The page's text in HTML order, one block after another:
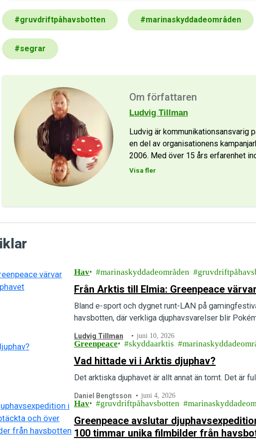
#gruvdriftpåhavsbotten #marinaskyddadeområden
#segrar
Om författaren
Ludvig Tillman
Ludvig är kommunikationsansvarig
en del av organisationens
2006. Med över 15 års erfarenhet
Visa fler
Hav marinaskyddadeområden
Från Arktis till Elmia: Greenpeace
Bland e-sport och dygnet runt-LAN på
havsbotten, där verkliga djuphavsvarelser blir
Ludvig Tillman juni 10, 2026
Greenpeace skyddaarktis
Vad hittade vi i Arktis djuphav?
Det arktiska djuphavet är allt annat än tomt. Det är
Daniel Bengtsson juni 4, 2026
Hav gruvdriftpåhavsbotten
Greenpeace avslutar
100 timmar unika filmbilder från